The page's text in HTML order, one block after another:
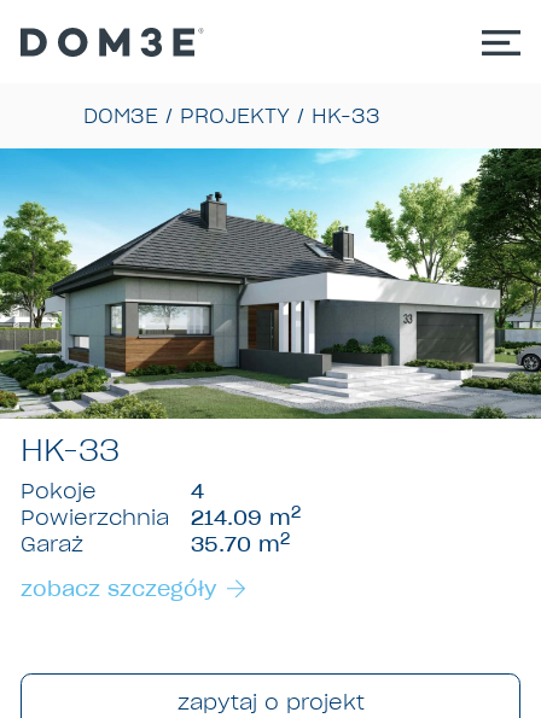
DOM3E / PROJEKTY / HK-33
HK-33
Pokoje
4
Powierzchnia
214.09 m2
Garaż 35.70 m2
zobacz szczegóły
zapytaj o projekt